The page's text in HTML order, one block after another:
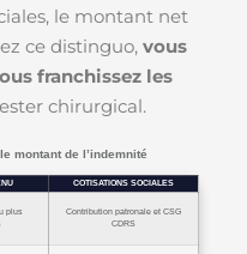
le montant net
ce distinguo, vous
franchissez les
chirurgical.
montant de l’indemnité
COTISATIONS SOCIALES
plus
Contribution patronale et CSG
CDRS